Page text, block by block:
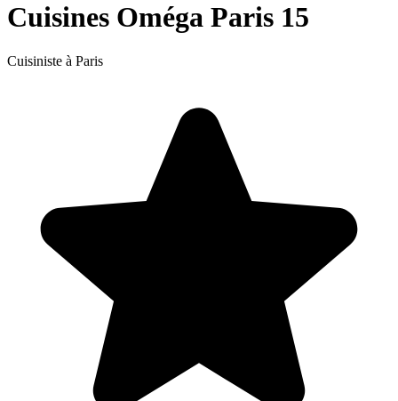
Cuisines Oméga Paris 15
Cuisiniste à Paris